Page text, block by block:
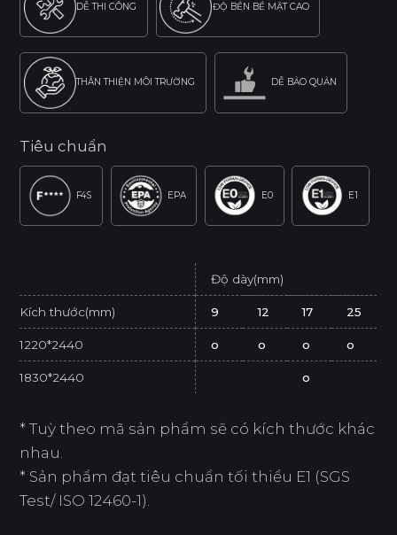
DỄ THI CÔNG ĐỘ BỀN BỀ MẶT CAO
THÂN THIỆN MÔI TRƯỜNG DỄ BẢO QUẢN
Tiêu chuẩn
F4S EPA E0 E1
Độ dày(mm)
Kích thước(mm) 9 12 17 25
1220*2440 o o o o
1830*2440 o
* Tuỳ theo mã sản phẩm sẽ có kích thước khác
nhau.
* Sản phẩm đạt tiêu chuẩn tối thiểu E1 (SGS
Test/ ISO 12460-1).